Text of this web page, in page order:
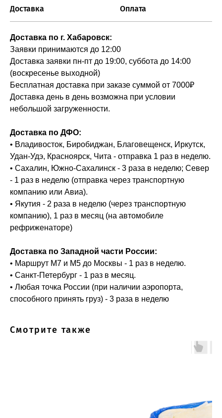
Доставка Оплата
Доставка по г. Хабаровск:
Заявки принимаются до 12:00
Доставка заявки пн-пт до 19:00, суббота до 14:00
(воскресенье выходной)
Бесплатная доставка при заказе суммой от 7000₽
Доставка день в день возможна при условии
небольшой загруженности.
Доставка по ДФО:
• Владивосток, Биробиджан, Благовещенск, Иркутск,
Удан-Удэ, Красноярск, Чита - отправка 1 раз в неделю.
• Сахалин, Южно-Сахалинск - 3 раза в неделю; Север
- 1 раз в неделю (отправка через транспортную
компанию или Авиа).
• Якутия - 2 раза в неделю (через транспортную
компанию), 1 раз в месяц (на автомобиле
рефриженаторе)
Доставка по Западной части России:
• Маршрут М7 и М5 до Москвы - 1 раз в неделю.
• Санкт-Петербург - 1 раз в месяц.
• Любая точка России (при наличии аэропорта,
способного принять груз) - 3 раза в неделю
Смотрите также